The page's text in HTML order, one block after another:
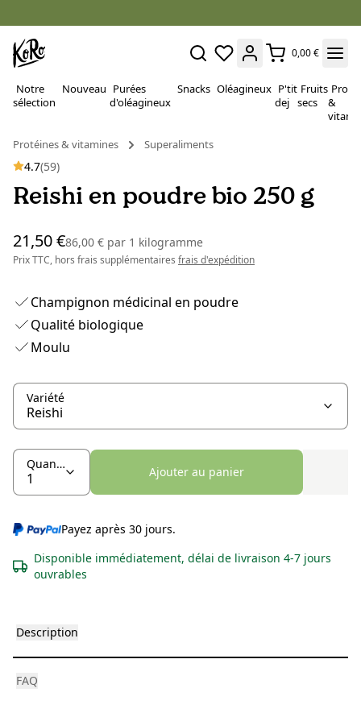
0,00 €
Notre
sélection
Nouveau Purées
d'oléagineux
Snacks Oléagineux P'tit
dej
Fruits
secs
&
Protéines & vitamines
Superaliments
4.7(59)
Reishi en poudre bio 250 g
21,50 €86,00 € par 1 kilogramme
Prix TTC, hors frais supplémentaires frais d'expédition
Champignon médicinal en poudre
Qualité biologique
Moulu
Variété
Quantité
Ajouter au panier
Payez après 30 jours.
Disponible immédiatement, délai de livraison 4-7 jours
ouvrables
Description
FAQ